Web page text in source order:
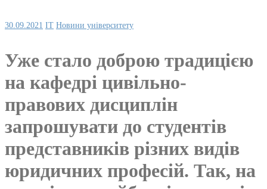
30.09.2021 IT Новини університету
Уже стало доброю традицією
на кафедрі цивільно-
правових дисциплін
запрошувати до студентів
представників різних видів
юридичних професій. Так, на